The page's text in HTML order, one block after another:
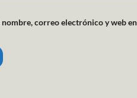
correo electrónico y web